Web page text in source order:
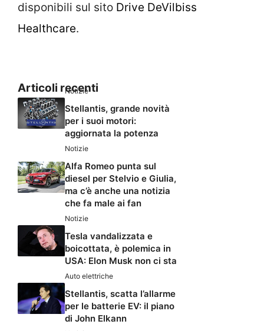
disponibili sul sito Drive DeVilbiss
Healthcare.
Articoli recenti
Notizie
Stellantis, grande novità
per i suoi motori:
aggiornata la potenza
Notizie
Alfa Romeo punta sul
diesel per Stelvio e Giulia,
ma c’è anche una notizia
che fa male ai fan
Notizie
Tesla vandalizzata e
boicottata, è polemica in
USA: Elon Musk non ci sta
Auto elettriche
Stellantis, scatta l’allarme
per le batterie EV: il piano
di John Elkann